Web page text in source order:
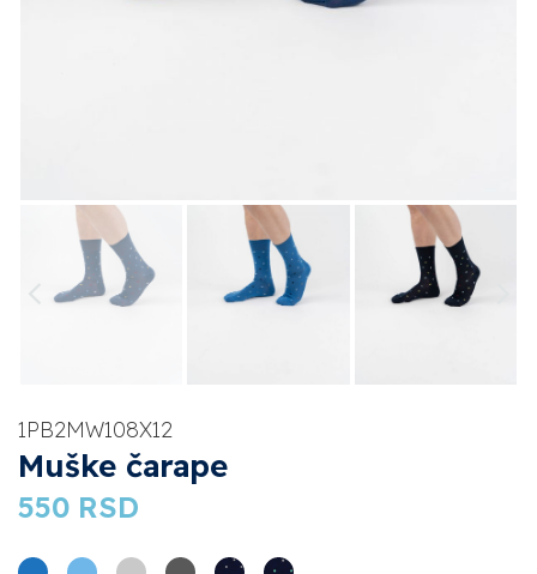
1PB2MW108X12
Muške čarape
550 RSD